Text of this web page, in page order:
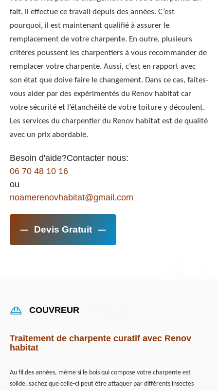
fait, il effectue ce travail depuis des années. C’est
pourquoi, il est maintenant qualifié à assurer le
remplacement de votre charpente. En outre, plusieurs
critères poussent les charpentiers à vous recommander de
remplacer votre charpente. Aussi, c’est en rapport avec
son état que doive faire le changement. Dans ce cas, faites-
vous aider par des expérimentés du Renov habitat car
votre sécurité et l’étanchéité de votre toiture y découlent.
Les services du charpentier du Renov habitat est de qualité
avec un prix abordable.
Besoin d'aide?Contacter nous:
06 70 48 10 16
ou
noamerenovhabitat@gmail.com
Devis Gratuit
COUVREUR
Traitement de charpente curatif avec Renov
habitat
Au fil des années, même si le bois qui compose votre charpente est
solide, sachez que celle-ci peut être attaquer par différents insectes